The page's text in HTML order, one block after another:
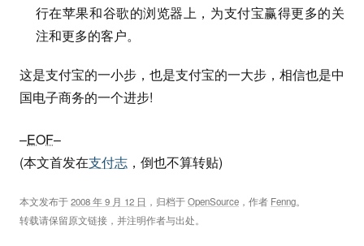
行在苹果和谷歌的浏览器上，为支付宝赢得更多的关
注和更多的客户。
这是支付宝的一小步，也是支付宝的一大步，相信也是中
国电子商务的一个进步!
–EOF–
(本文首发在支付志 ，倒也不算转贴)
本文发布于2008 年 9 月 12 日 ，归档于OpenSource ，作者 Fenng。
转载请保留原文链接，并注明作者与出处。